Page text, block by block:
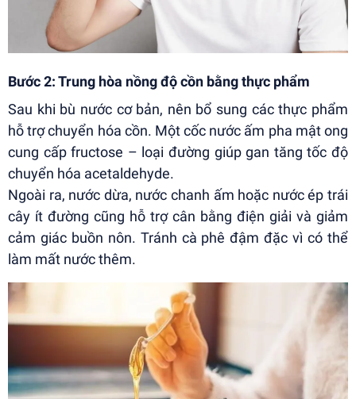
Bước 2: Trung hòa nồng độ cồn bằng thực phẩm
Sau khi bù nước cơ bản, nên bổ sung các thực phẩm
hỗ trợ chuyển hóa cồn. Một cốc nước ấm pha mật ong
cung cấp fructose – loại đường giúp gan tăng tốc độ
chuyển hóa acetaldehyde.
Ngoài ra, nước dừa, nước chanh ấm hoặc nước ép trái
cây ít đường cũng hỗ trợ cân bằng điện giải và giảm
cảm giác buồn nôn. Tránh cà phê đậm đặc vì có thể
làm mất nước thêm.